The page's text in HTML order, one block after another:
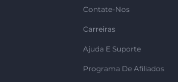
Contate-Nos
Carreiras
Ajuda E Suporte
Programa De Afiliados